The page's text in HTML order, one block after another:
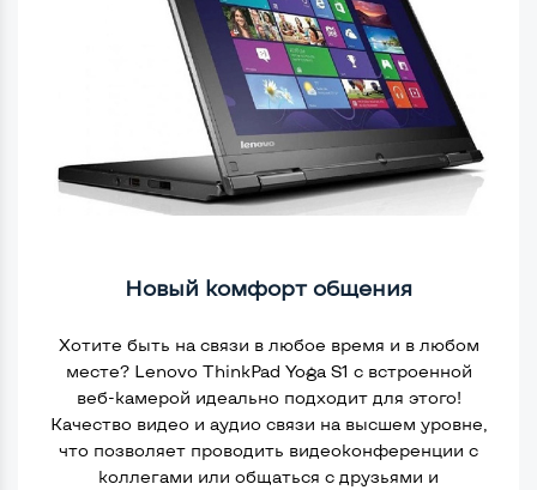
Новый комфорт общения
Хотите быть на связи в любое время и в любом
месте? Lenovo ThinkPad Yoga S1 с встроенной
веб-камерой идеально подходит для этого!
Качество видео и аудио связи на высшем уровне,
что позволяет проводить видеоконференции с
коллегами или общаться с друзьями и